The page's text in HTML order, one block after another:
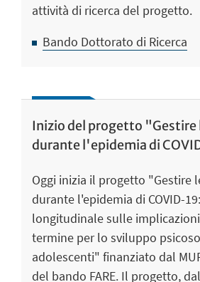
attività di ricerca del progetto.
Bando Dottorato di Ricerca
Inizio del progetto "Gestire
durante l'epidemia di
Oggi inizia il progetto "Gestire
durante l'epidemia di COVID-
longitudinale sulle
termine per lo sviluppo
adolescenti" finanziato dal
del bando FARE. Il progetto,